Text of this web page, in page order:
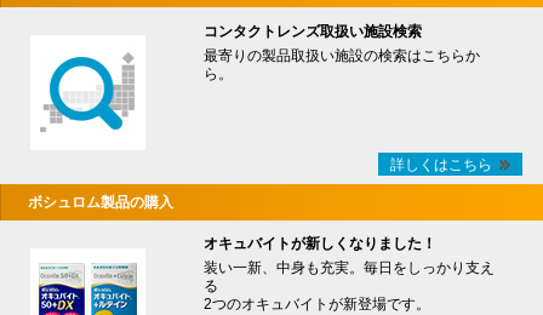
コンタクトレンズ取扱い施設検索
最寄りの製品取扱い施設の検索はこちらか
ら。
詳しくはこちら
ボシュロム製品の購入
オキュバイトが新しくなりました！
装い一新、中身も充実。毎日をしっかり支え
る
2つのオキュバイトが新登場です。